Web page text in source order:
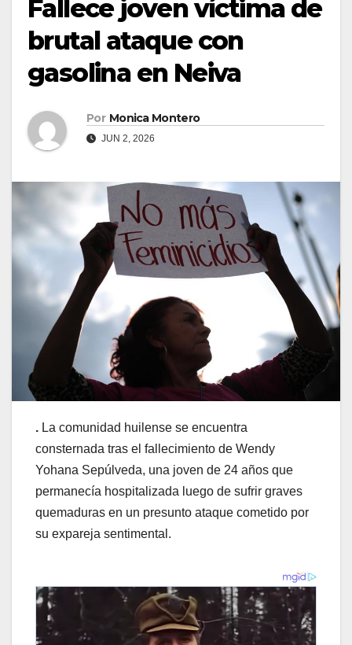
Fallece joven víctima de
brutal ataque con
gasolina en Neiva
Por Monica Montero
JUN 2, 2026
. La comunidad huilense se encuentra
consternada tras el fallecimiento de Wendy
Yohana Sepúlveda, una joven de 24 años que
permanecía hospitalizada luego de sufrir graves
quemaduras en un presunto ataque cometido por
su expareja sentimental.